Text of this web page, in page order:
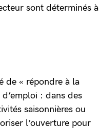
sont déterminés à
de « répondre à la
: dans des
saisonnières ou
l’ouverture pour